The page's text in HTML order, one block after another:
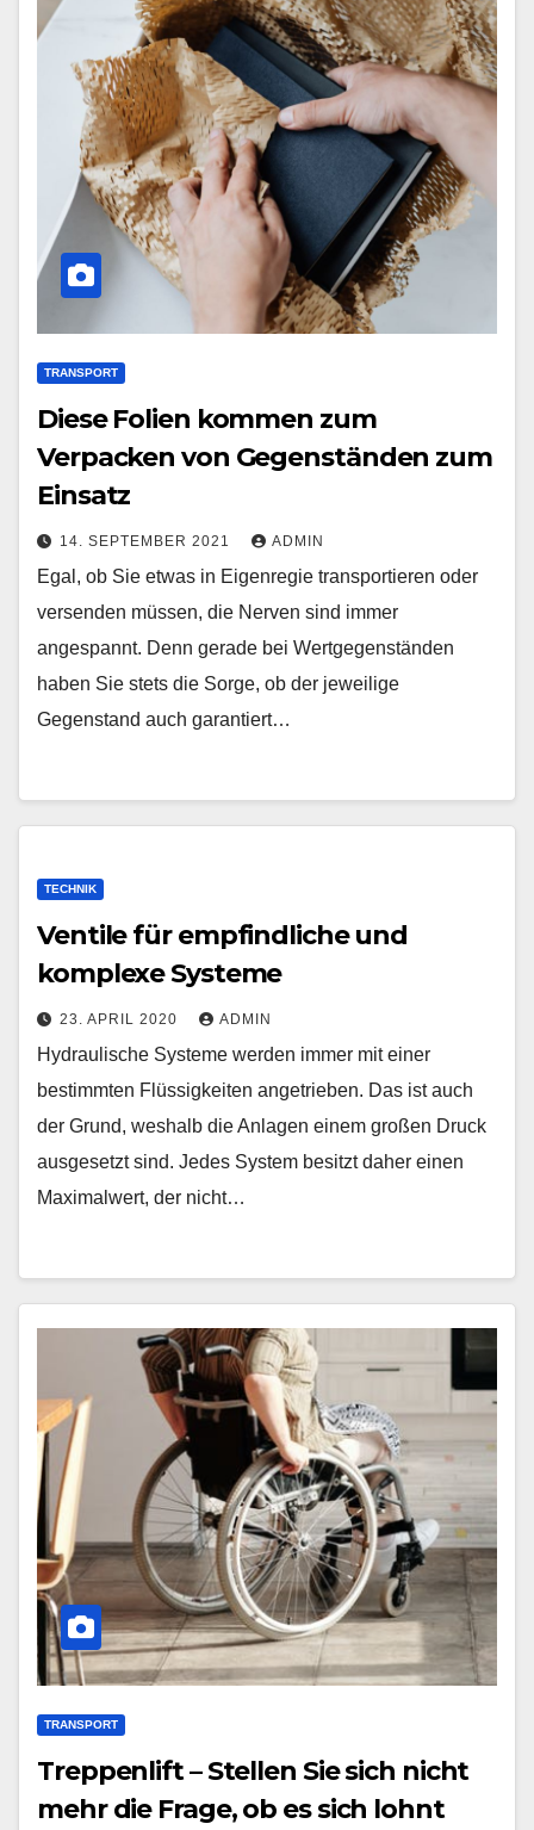
TRANSPORT
Diese Folien kommen zum
Verpacken von Gegenständen zum
Einsatz
14. SEPTEMBER 2021 ADMIN
Egal, ob Sie etwas in Eigenregie transportieren oder
versenden müssen, die Nerven sind immer
angespannt. Denn gerade bei Wertgegenständen
haben Sie stets die Sorge, ob der jeweilige
Gegenstand auch garantiert…
TECHNIK
Ventile für empfindliche und
komplexe Systeme
23. APRIL 2020 ADMIN
Hydraulische Systeme werden immer mit einer
bestimmten Flüssigkeiten angetrieben. Das ist auch
der Grund, weshalb die Anlagen einem großen Druck
ausgesetzt sind. Jedes System besitzt daher einen
Maximalwert, der nicht…
TRANSPORT
Treppenlift – Stellen Sie sich nicht
mehr die Frage, ob es sich lohnt